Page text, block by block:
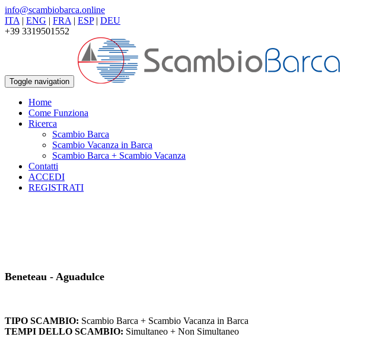
info@scambiobarca.online
ITA | ENG | FRA | ESP| DEU
+39 3319501552
Toggle navigation
Home
Come Funziona
Ricerca
Scambio Barca
Scambio Vacanza in Barca
Scambio Barca + Scambio Vacanza
Contatti
ACCEDI
REGISTRATI
Beneteau - Aguadulce
TIPO SCAMBIO: Scambio Barca + Scambio Vacanza in Barca
TEMPI DELLO SCAMBIO: Simultaneo + Non Simultaneo